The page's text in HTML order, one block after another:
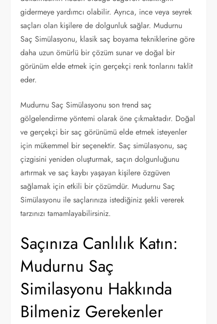
gidermeye yardımcı olabilir. Ayrıca, ince veya seyrek
saçları olan kişilere de dolgunluk sağlar. Mudurnu
Saç Simülasyonu, klasik saç boyama tekniklerine göre
daha uzun ömürlü bir çözüm sunar ve doğal bir
görünüm elde etmek için gerçekçi renk tonlarını taklit
eder.
Mudurnu Saç Simülasyonu son trend saç
gölgelendirme yöntemi olarak öne çıkmaktadır. Doğal
ve gerçekçi bir saç görünümü elde etmek isteyenler
için mükemmel bir seçenektir. Saç simülasyonu, saç
çizgisini yeniden oluşturmak, saçın dolgunluğunu
artırmak ve saç kaybı yaşayan kişilere özgüven
sağlamak için etkili bir çözümdür. Mudurnu Saç
Simülasyonu ile saçlarınıza istediğiniz şekli vererek
tarzınızı tamamlayabilirsiniz.
Saçınıza Canlılık Katın:
Mudurnu Saç
Similasyonu Hakkında
Bilmeniz Gerekenler